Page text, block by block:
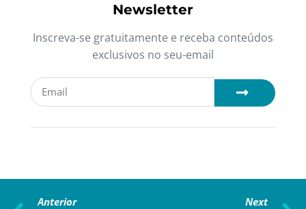
Newsletter
Inscreva-se gratuitamente e receba conteúdos
exclusivos no seu-email
Anterior Next